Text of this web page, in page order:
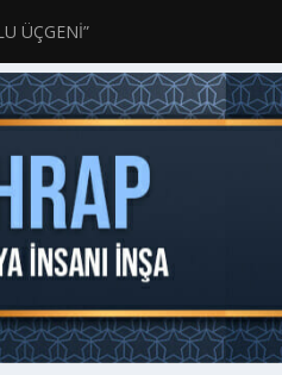
ÜÇGENİ”